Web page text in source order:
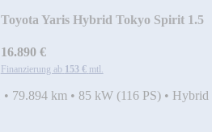
Toyota Yaris Hybrid Tokyo Spirit 1.5
16.890 €
Finanzierung ab 153 € mtl.
• 79.894 km • 85 kW (116 PS) • Hybrid